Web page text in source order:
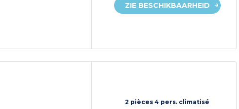
ZIE BESCHIKBAARHEID
2 pièces 4 pers. climatisé